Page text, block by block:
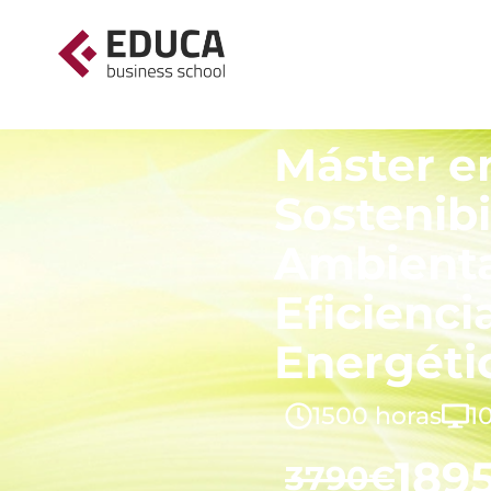
Máster
1500 horas
3790€